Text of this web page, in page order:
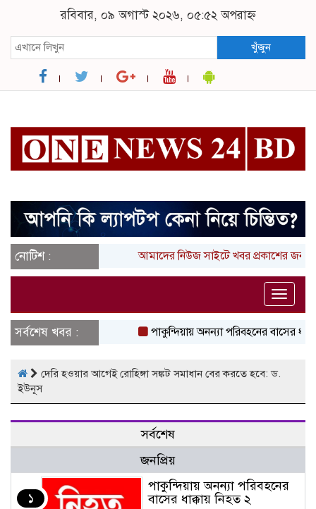
রবিবার, ০৯ অগাস্ট ২০২৬, ০৫:৫২ অপরাহ্ন
খুঁজুন
নোটিশ : আমাদের নিউজ সাইটে খবর প্রকাশের
Toggle
সর্বশেষ খবর :
পাকুন্দিয়ায় অনন্যা পরিবহনের বাসের
দেরি হওয়ার আগেই রোহিঙ্গা সঙ্কট সমাধান বের করতে হবে: ড.
ইউনূস
সর্বশেষ
জনপ্রিয়
১
পাকুন্দিয়ায় অনন্যা পরিবহনের
বাসের ধাক্কায় নিহত ২